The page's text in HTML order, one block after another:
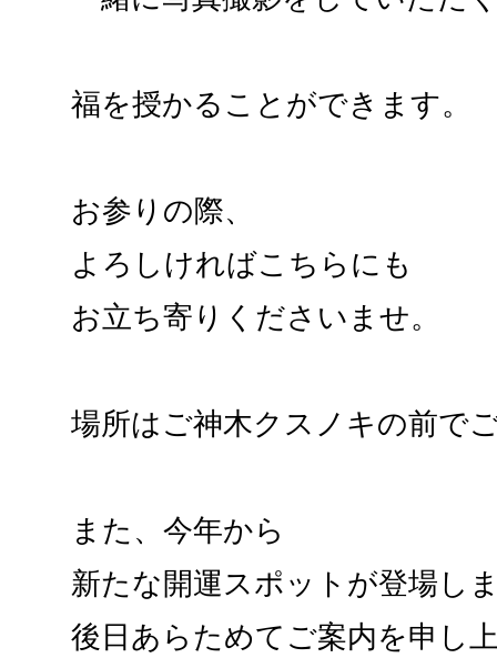
福を授かることができます。
お参りの際、
よろしければこちらにも
お立ち寄りくださいませ。
場所はご神木クスノキの前で
また、今年から
新たな開運スポットが登場し
後日あらためてご案内を申し